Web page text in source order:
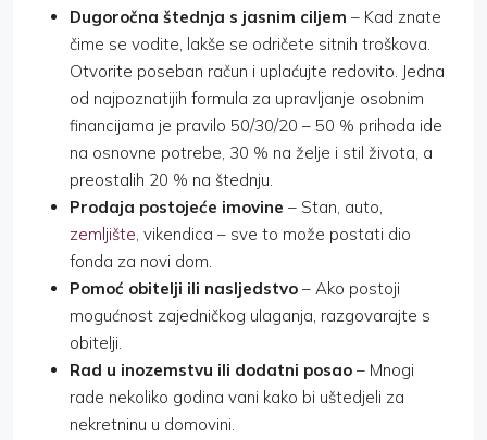
Dugoročna štednja s jasnim ciljem – Kad znate
čime se vodite, lakše se odričete sitnih troškova.
Otvorite poseban račun i uplaćujte redovito. Jedna
od najpoznatijih formula za upravljanje osobnim
financijama je pravilo 50/30/20 – 50 % prihoda ide
na osnovne potrebe, 30 % na želje i stil života, a
preostalih 20 % na štednju.
Prodaja postojeće imovine – Stan, auto,
zemljište, vikendica – sve to može postati dio
fonda za novi dom.
Pomoć obitelji ili nasljedstvo – Ako postoji
mogućnost zajedničkog ulaganja, razgovarajte s
obitelji.
Rad u inozemstvu ili dodatni posao – Mnogi
rade nekoliko godina vani kako bi uštedjeli za
nekretninu u domovini.